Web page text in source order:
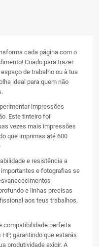
cada página com o
Criado para trazer
de trabalho ou à tua
ideal para quem não
impressões
Este tinteiro foi
vezes mais impressões
que imprimas até 600
e resistência a
e fotografias se
e linhas precisas
aos teus trabalhos.
compatibilidade perfeita
garantindo que estarás
produtividade exigir. A